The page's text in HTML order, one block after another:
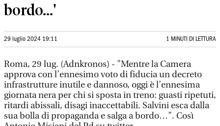
bordo...'
29 luglio 2024 19:11 1 MINUTI DI LETTURA
Roma, 29 lug. (Adnkronos) - "Mentre la Camera
approva con l’ennesimo voto di fiducia un decreto
infrastrutture inutile e dannoso, oggi è l’ennesima
giornata nera per chi si sposta in treno: guasti ripetuti,
ritardi abissali, disagi inaccettabili. Salvini esca dalla
sua bolla di propaganda e salga a bordo…". Così